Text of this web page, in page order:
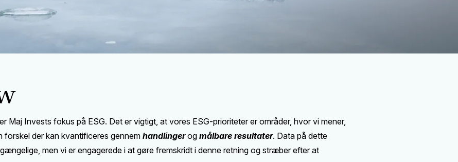
Maj Invests fokus på ESG. Det er vigtigt, at vores ESG-prioriteter er områder, hvor vi mener,
forskel der kan kvantificeres gennem handlingerog målbare resultater. Data på dette
men vi er engagerede i at gøre fremskridt i denne retning og stræber efter at